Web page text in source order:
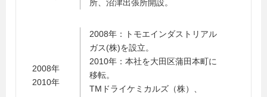
所、沼津出張所開設。
2008年
2010年
2008年：トモエインダストリアル
ガス(株)を設立。
2010年：本社を大田区蒲田本町に
移転。
TMドライケミカルズ（株）、